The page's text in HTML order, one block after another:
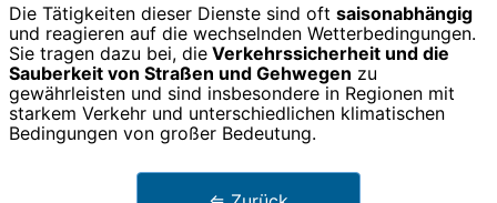
Die Tätigkeiten dieser Dienste sind oft saisonabhängig
und reagieren auf die wechselnden Wetterbedingungen.
Sie tragen dazu bei, die Verkehrssicherheit und die
Sauberkeit von Straßen und Gehwegen zu
gewährleisten und sind insbesondere in Regionen mit
starkem Verkehr und unterschiedlichen klimatischen
Bedingungen von großer Bedeutung.